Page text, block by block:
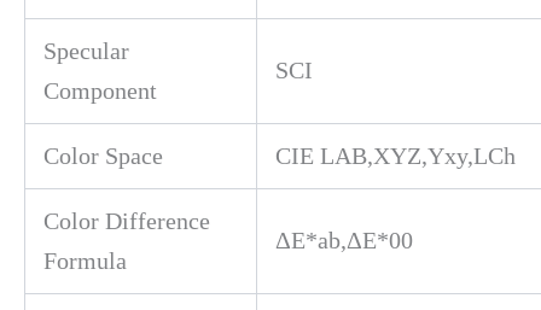
Specular
Component
SCI
Color Space CIE LAB,XYZ,Yxy,LCh
Color Difference
Formula
ΔE*ab,ΔE*00